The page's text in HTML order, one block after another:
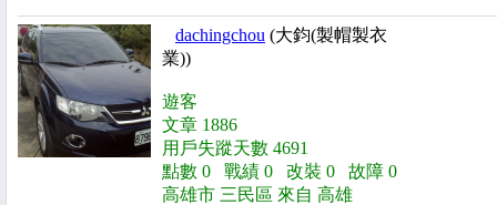
dachingchou (大鈞(製帽製衣
業))
遊客
文章 1886
用戶失蹤天數 4691
點數 0 戰績 0 改裝 0 故障 0
高雄市 三民區 來自 高雄